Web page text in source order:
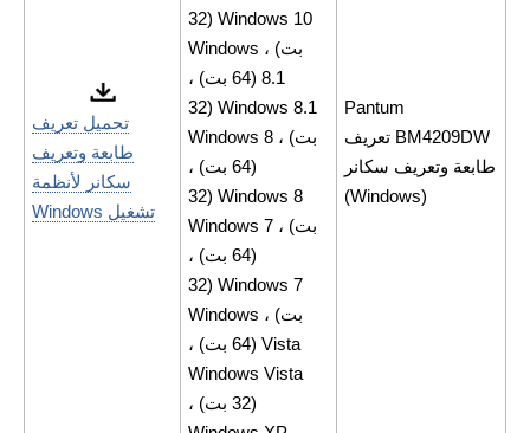
Pantum
BM4209DW تعريف
طابعة وتعريف سكانر
(Windows)
Windows 10 (32
بت) ، Windows
8.1 (64 بت) ،
Windows 8.1 (32
بت) ، Windows 8
(64 بت) ،
Windows 8 (32
بت) ، Windows 7
(64 بت) ،
Windows 7 (32
بت) ، Windows
Vista (64 بت) ،
Windows Vista
(32 بت) ،
تحميل تعريف
طابعة وتعريف
سكانر لأنظمة
تشغيل Windows